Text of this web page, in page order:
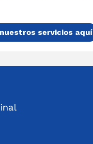
servicios aquí